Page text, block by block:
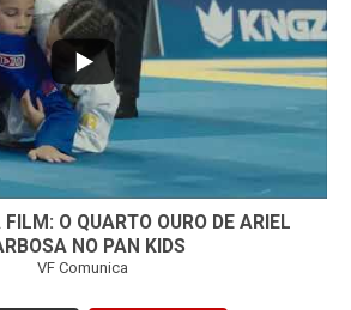
O QUARTO OURO DE ARIEL
NO PAN KIDS
VF Comunica